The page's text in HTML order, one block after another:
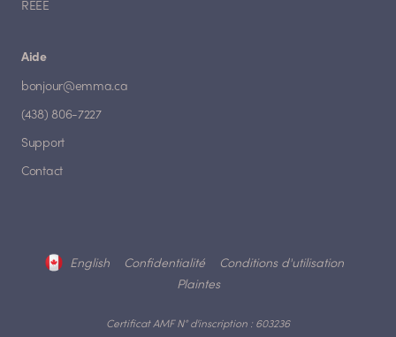
REEE
Aide
bonjour@emma.ca
(438) 806-7227
Support
Contact
Certificat AMF N° d'inscription : 603236
English Confidentialité
Conditions d'utilisation
Plaintes